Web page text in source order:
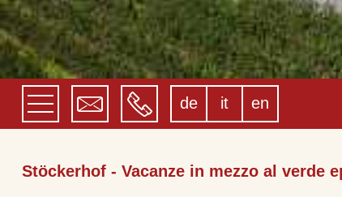
de it en
Stöckerhof - Vacanze in mezzo al verde